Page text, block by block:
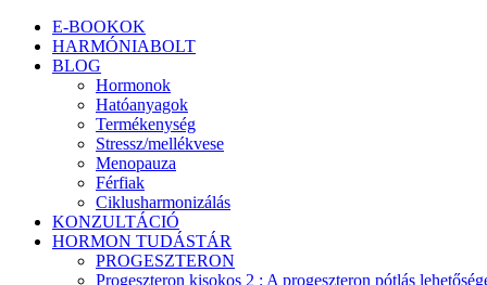
E-BOOKOK
HARMÓNIABOLT
BLOG
Hormonok
Hatóanyagok
Termékenység
Stressz/mellékvese
Menopauza
Férfiak
Ciklusharmonizálás
KONZULTÁCIÓ
HORMON TUDÁSTÁR
PROGESZTERON
Progeszteron kisokos 2 : A progeszteron pótlás